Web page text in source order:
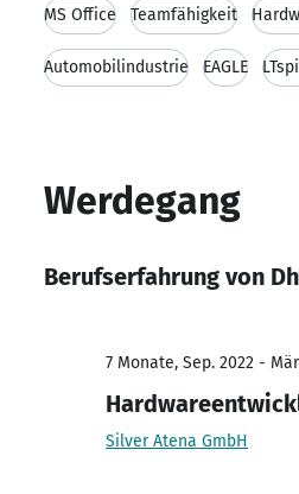
MS Office Teamfähigkeit
Automobilindustrie EAGLE
Werdegang
Berufserfahrung von
7 Monate, Sep. 2022 -
Silver Atena GmbH